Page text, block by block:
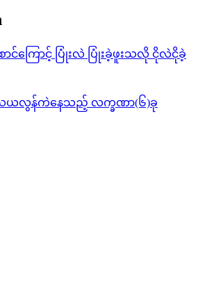
ာင်ကြောင့် ပြုံးလဲ ပြုံးခဲ့ဖူးသလို ငိုလဲငိုခဲ့
သယလွန်ကဲနေသည့် လက္ခဏာ(၆)ခု